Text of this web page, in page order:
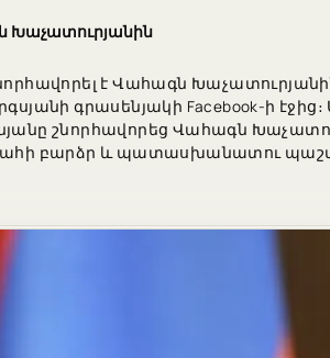
Խաչատուրյանին
է Վահագն
գրասենյակի Facebook-ի էջից։
շնորհավորեց Վահագն
բարձր և պատասխանատու